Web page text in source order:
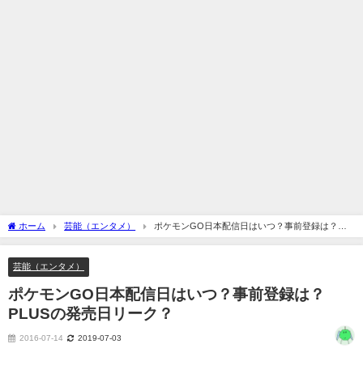
ホーム 芸能（エンタメ）
ポケモンGO日本配信日はいつ？事前登録は？
PLUSの発売日リーク？
芸能（エンタメ）
ポケモンGO日本配信日はいつ？事前登録は？
PLUSの発売日リーク？
2016-07-14 2019-07-03